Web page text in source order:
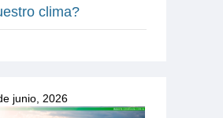
clima?
junio, 2026